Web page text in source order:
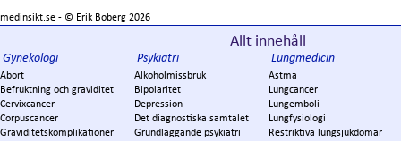
medinsikt.se - © Erik Boberg 2026
Allt innehåll
Gynekologi
Abort
Befruktning och graviditet
Cervixcancer
Corpuscancer
Graviditetskomplikationer
Psykiatri
Alkoholmissbruk
Bipolaritet
Depression
Det diagnostiska samtalet
Grundläggande psykiatri
Lungmedicin
Astma
Lungcancer
Lungemboli
Lungfysiologi
Restriktiva lungsjukdomar